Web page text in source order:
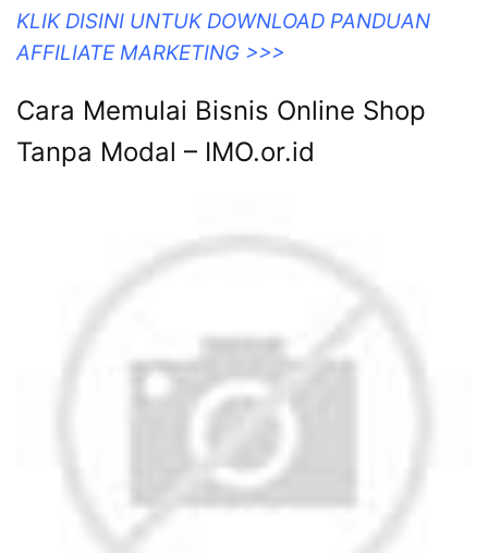
KLIK DISINI UNTUK DOWNLOAD PANDUAN
AFFILIATE MARKETING >>>
Cara Memulai Bisnis Online Shop
Tanpa Modal – IMO.or.id